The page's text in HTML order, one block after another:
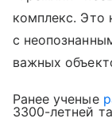
комплекс. Это
с
важных
Ранее ученые
3300-летней